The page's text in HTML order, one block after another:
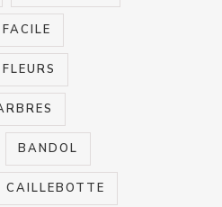
BANDOL
CAILLEBOTTE